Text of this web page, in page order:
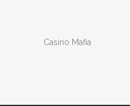
Casino Mafia